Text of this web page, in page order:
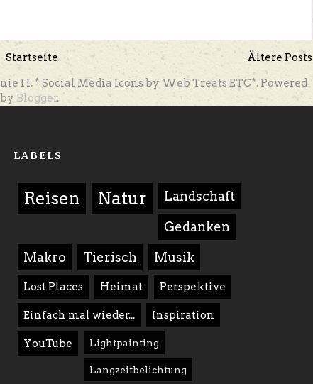
Ältere Posts
Startseite
H. * Social Media Icons by Web Treats ETC*. Powered
by Blogger.
LABELS
Reisen Natur Landschaft
Gedanken
Makro Tierisch Musik
Lost Places Heimat Perspektive
Einfach mal wieder... Inspiration
YouTube Lightpainting
Langzeitbelichtung